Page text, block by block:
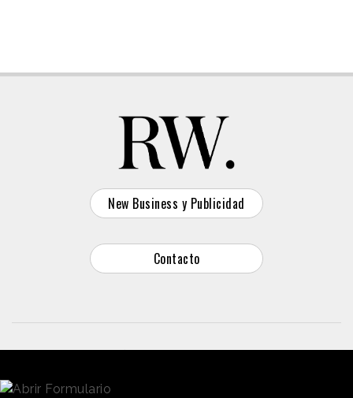
New Business y Publicidad
Contacto
© 2026 Reason Why
Dirección: